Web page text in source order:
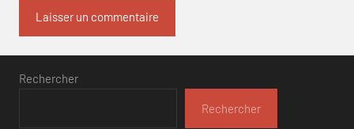
Rechercher
Rechercher